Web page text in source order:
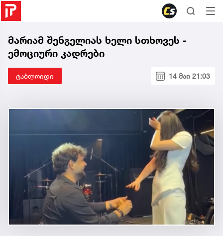
მარიამ შენგელიას ხელი სთხოვეს -
ემოციური კადრები
ტაბლოიდი 14 მაი 21:03